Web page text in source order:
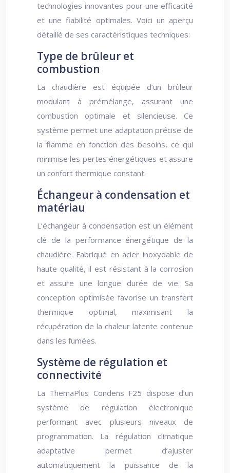
technologies innovantes pour une efficacité
et une fiabilité optimales. Voici un aperçu
détaillé de ses caractéristiques techniques:
Type de brûleur et
combustion
La chaudière est équipée d’un brûleur
modulant à prémélange, assurant une
combustion optimale et silencieuse. Ce
système permet une adaptation précise de
la flamme en fonction des besoins, ce qui
minimise les pertes énergétiques et assure
un confort thermique constant.
Échangeur à condensation et
matériau
L’échangeur à condensation est un élément
clé de la performance énergétique de la
chaudière. Fabriqué en acier inoxydable de
haute qualité, il est résistant à la corrosion
et assure une longue durée de vie. Sa
conception optimisée favorise un transfert
thermique optimal, maximisant la
récupération de la chaleur latente contenue
dans les fumées.
Système de régulation et
connectivité
La ThemaPlus Condens F25 dispose d’un
système de régulation électronique
performant avec plusieurs niveaux de
programmation. La régulation climatique
adaptative permet d’ajuster
automatiquement la puissance de la